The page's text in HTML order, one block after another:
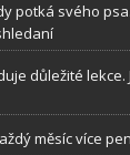
potká svého
důležité
měsíc více